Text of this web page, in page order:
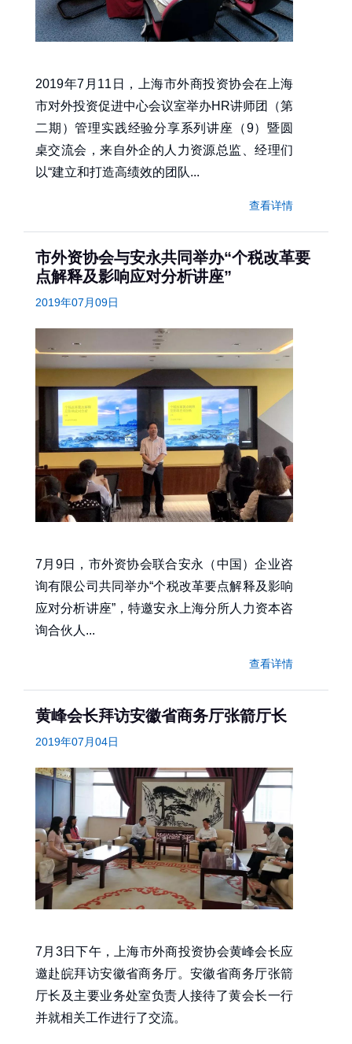
2019年7月11日，上海市外商投资协会在上海
市对外投资促进中心会议室举办HR讲师团（第
二期）管理实践经验分享系列讲座（9）暨圆
桌交流会，来自外企的人力资源总监、经理们
以“建立和打造高绩效的团队...
查看详情
市外资协会与安永共同举办“个税改革要
点解释及影响应对分析讲座”
2019年07月09日
7月9日，市外资协会联合安永（中国）企业咨
询有限公司共同举办“个税改革要点解释及影响
应对分析讲座”，特邀安永上海分所人力资本咨
询合伙人...
查看详情
黄峰会长拜访安徽省商务厅张箭厅长
2019年07月04日
7月3日下午，上海市外商投资协会黄峰会长应
邀赴皖拜访安徽省商务厅。安徽省商务厅张箭
厅长及主要业务处室负责人接待了黄会长一行
并就相关工作进行了交流。